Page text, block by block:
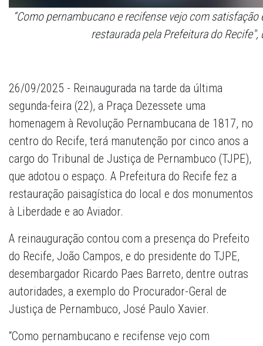
“Como pernambucano e recifense vejo com
restaurada pela Prefeitura do Recife",
26/09/2025 - Reinaugurada na tarde da última
segunda-feira (22), a Praça Dezessete uma
homenagem à Revolução Pernambucana de 1817, no
centro do Recife, terá manutenção por cinco anos a
cargo do Tribunal de Justiça de Pernambuco (TJPE),
que adotou o espaço. A Prefeitura do Recife fez a
restauração paisagística do local e dos monumentos
à Liberdade e ao Aviador.
A reinauguração contou com a presença do Prefeito
do Recife, João Campos, e do presidente do TJPE,
desembargador Ricardo Paes Barreto, dentre outras
autoridades, a exemplo do Procurador-Geral de
Justiça de Pernambuco, José Paulo Xavier.
“Como pernambucano e recifense vejo com